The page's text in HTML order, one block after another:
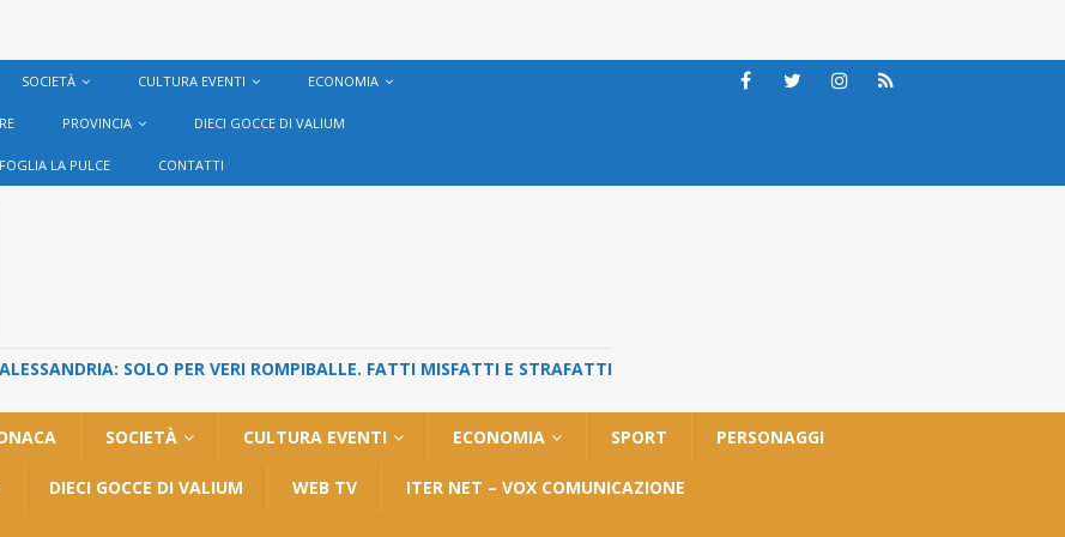
SOCIETÀ CULTURA EVENTI ECONOMIA
PROVINCIA DIECI GOCCE DI VALIUM
LA PULCE CONTATTI
SOLO PER VERI ROMPIBALLE. FATTI MISFATTI E STRAFATTI
SOCIETÀ CULTURA EVENTI ECONOMIA SPORT PERSONAGGI
DIECI GOCCE DI VALIUM WEB TV ITER NET – VOX COMUNICAZIONE